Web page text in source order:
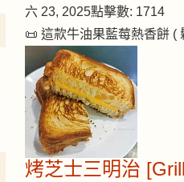
六 23, 2025點擊數: 1714
📜 這款牛油果藍莓熱香餅 (
烤芝士三明治